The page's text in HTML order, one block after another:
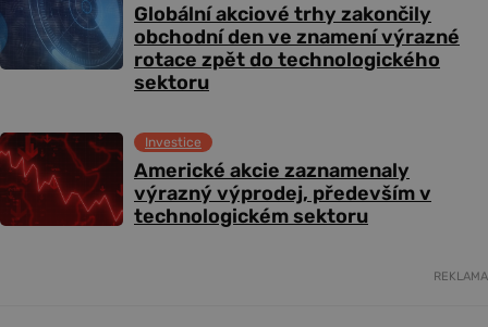
Globální akciové trhy zakončily
obchodní den ve znamení výrazné
rotace zpět do technologického
sektoru
Americké akcie zaznamenaly
výrazný výprodej, především v
technologickém sektoru
Investice
REKLAMA